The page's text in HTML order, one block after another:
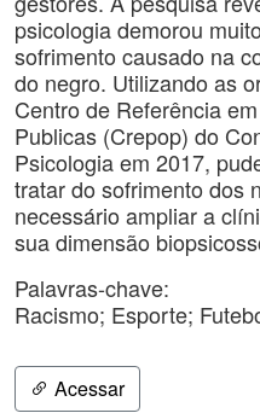
psicologia demorou
sofrimento causado na
do negro. Utilizando as
Centro de Referência
Publicas (Crepop) do
Psicologia em 2017,
tratar do sofrimento dos
necessário ampliar a
sua dimensão
Palavras-chave:
Racismo; Esporte;
Acessar